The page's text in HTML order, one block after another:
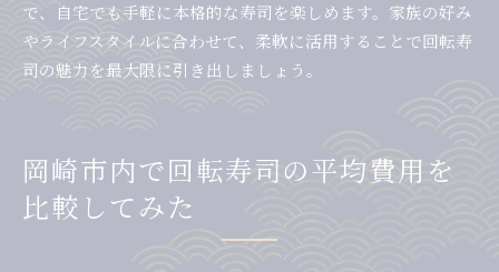
で、自宅でも手軽に本格的な寿司を楽しめます。家族の好み
やライフスタイルに合わせて、柔軟に活用することで回転寿
司の魅力を最大限に引き出しましょう。
岡崎市内で回転寿司の平均費用を
比較してみた